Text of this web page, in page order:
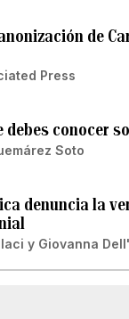
de
Press
debes conocer
Soto
denuncia la
y Giovanna